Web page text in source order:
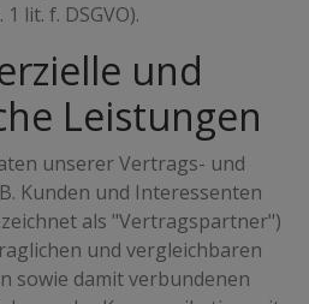
1 lit. f. DSGVO).
und
Leistungen
unserer Vertrags- und
Kunden und Interessenten
als "Vertragspartner")
und vergleichbaren
sowie damit verbundenen